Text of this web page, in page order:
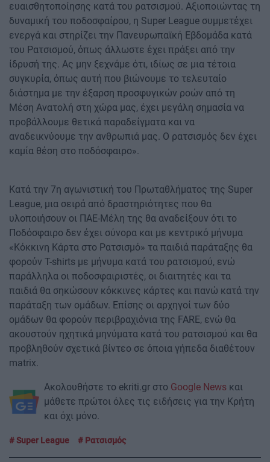
ευαισθητοποίησης κατά του ρατσισμού. Αξιοποιώντας τη
δυναμική του ποδοσφαίρου, η Super League συμμετέχει
ενεργά και στηρίζει την Πανευρωπαϊκή Εβδομάδα κατά
του Ρατσισμού, όπως άλλωστε έχει πράξει από την
ίδρυσή της. Ας μην ξεχνάμε ότι, ιδίως σε μια τέτοια
συγκυρία, όπως αυτή που βιώνουμε το τελευταίο
διάστημα με την έξαρση προσφυγικών ροών από τη
Μέση Ανατολή στη χώρα μας, έχει μεγάλη σημασία να
προβάλλουμε θετικά παραδείγματα και να
αναδεικνύουμε την ανθρωπιά μας. Ο ρατσισμός δεν έχει
καμία θέση στο ποδόσφαιρο».
Κατά την 7η αγωνιστική του Πρωταθλήματος της Super
League, μια σειρά από δραστηριότητες που θα
υλοποιήσουν οι ΠΑΕ-Μέλη της θα αναδείξουν ότι το
Ποδόσφαιρο δεν έχει σύνορα και με κεντρικό μήνυμα
«Κόκκινη Κάρτα στο Ρατσισμό» τα παιδιά παράταξης θα
φορούν T-shirts με μήνυμα κατά του ρατσισμού, ενώ
παράλληλα οι ποδοσφαιριστές, οι διαιτητές και τα
παιδιά θα σηκώσουν κόκκινες κάρτες και πανώ κατά την
παράταξη των ομάδων. Επίσης οι αρχηγοί των δύο
ομάδων θα φορούν περιβραχιόνια της FARE, ενώ θα
ακουστούν ηχητικά μηνύματα κατά του ρατσισμού και θα
προβληθούν σχετικά βίντεο σε όποια γήπεδα διαθέτουν
matrix.
Ακολουθήστε το ekriti.gr στο Google News και
μάθετε πρώτοι όλες τις ειδήσεις για την Κρήτη
και όχι μόνο.
Super League Ρατσισμός